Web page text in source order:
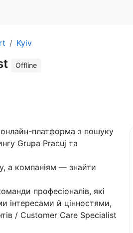
Kyiv
Offline
платформа з пошуку
Grupa Pracuj та
а компаніям — знайти
професіоналів, які
інтересами й цінностями,
/ Customer Care Specialist